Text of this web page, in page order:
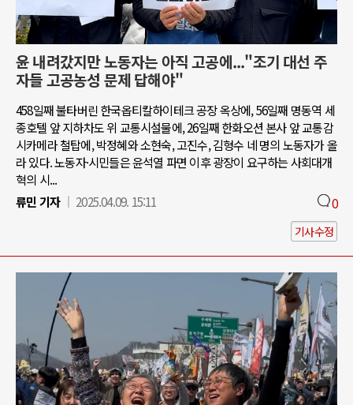
윤 내려갔지만 노동자는 아직 고공에..."조기 대선 주
자들 고공농성 문제 답해야"
458일째 불타버린 한국옵티칼하이테크 공장 옥상에, 56일째 명동역 세
종호텔 앞 지하차도 위 교통시설물에, 26일째 한화오션 본사 앞 교통감
시카메라 철탑에, 박정혜와 소현숙, 고진수, 김형수 네 명의 노동자가 올
라 있다. 노동자·시민들은 윤석열 파면 이후 광장이 요구하는 사회대개
혁의 시...
류민 기자
2025.04.09. 15:11 0
기사수정